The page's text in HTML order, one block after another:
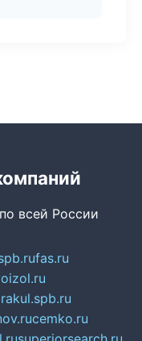
всей России
fas.ru
cemko.ru